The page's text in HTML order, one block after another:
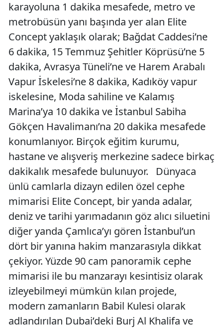
karayoluna 1 dakika mesafede, metro ve
metrobüsün yanı başında yer alan Elite
Concept yaklaşık olarak; Bağdat Caddesi’ne
6 dakika, 15 Temmuz Şehitler Köprüsü’ne 5
dakika, Avrasya Tüneli’ne ve Harem Arabalı
Vapur İskelesi’ne 8 dakika, Kadıköy vapur
iskelesine, Moda sahiline ve Kalamış
Marina’ya 10 dakika ve İstanbul Sabiha
Gökçen Havalimanı’na 20 dakika mesafede
konumlanıyor. Birçok eğitim kurumu,
hastane ve alışveriş merkezine sadece birkaç
dakikalık mesafede bulunuyor. Dünyaca
ünlü camlarla dizayn edilen özel cephe
mimarisi Elite Concept, bir yanda adalar,
deniz ve tarihi yarımadanın göz alıcı siluetini
diğer yanda Çamlıca’yı gören İstanbul’un
dört bir yanına hakim manzarasıyla dikkat
çekiyor. Yüzde 90 cam panoramik cephe
mimarisi ile bu manzarayı kesintisiz olarak
izleyebilmeyi mümkün kılan projede,
modern zamanların Babil Kulesi olarak
adlandırılan Dubai’deki Burj Al Khalifa ve